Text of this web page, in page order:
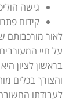
גישה
קידום
לאור
על חיי
בראשון לציון
והצורך בכלים
לעבודתו